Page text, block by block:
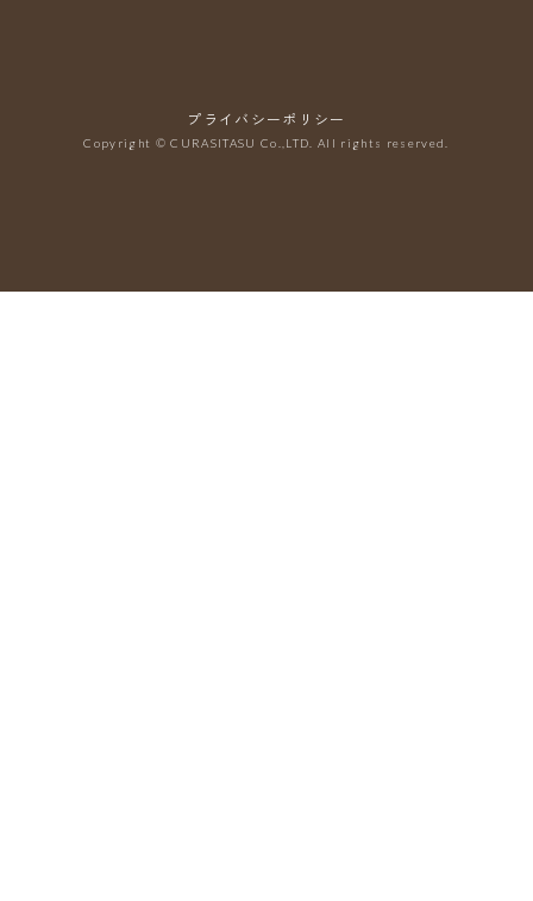
プライバシーポリシー
Copyright © CURASITASU Co.,LTD. All rights reserved.